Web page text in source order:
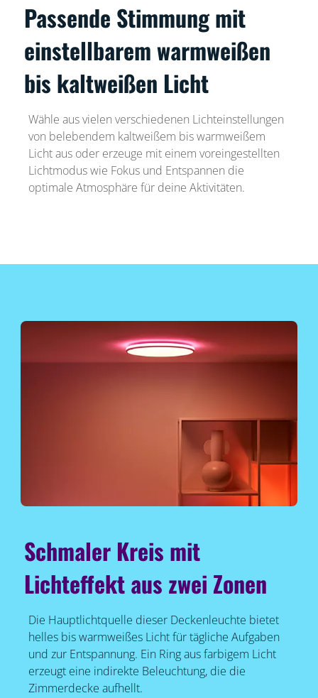
Passende Stimmung mit
einstellbarem warmweißen
bis kaltweißen Licht
Wähle aus vielen verschiedenen Lichteinstellungen
von belebendem kaltweißem bis warmweißem
Licht aus oder erzeuge mit einem voreingestellten
Lichtmodus wie Fokus und Entspannen die
optimale Atmosphäre für deine Aktivitäten.
Schmaler Kreis mit
Lichteffekt aus zwei Zonen
Die Hauptlichtquelle dieser Deckenleuchte bietet
helles bis warmweißes Licht für tägliche Aufgaben
und zur Entspannung. Ein Ring aus farbigem Licht
erzeugt eine indirekte Beleuchtung, die die
Zimmerdecke aufhellt.